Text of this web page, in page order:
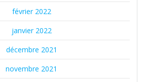
février 2022
janvier 2022
décembre 2021
novembre 2021